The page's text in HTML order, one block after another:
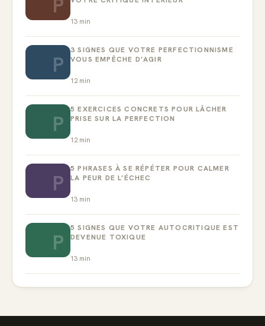
P
13 min
P
3 SIGNES QUE VOTRE PERFECTIONNISME
VOUS EMPÊCHE D’AGIR
12 min
P
5 EXERCICES CONCRETS POUR LÂCHER
PRISE SUR LA PERFECTION
12 min
P
5 PHRASES À SE RÉPÉTER POUR CALMER
LA PEUR DE L’ÉCHEC
13 min
P
5 SIGNES QUE VOTRE AUTOCRITIQUE EST
DEVENUE TOXIQUE
13 min